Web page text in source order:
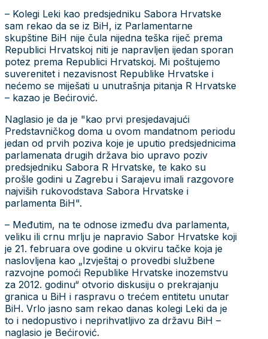
– Kolegi Leki kao predsjedniku Sabora Hrvatske
sam rekao da se iz BiH, iz Parlamentarne
skupštine BiH nije čula nijedna teška riječ prema
Republici Hrvatskoj niti je napravljen ijedan sporan
potez prema Republici Hrvatskoj. Mi poštujemo
suverenitet i nezavisnost Republike Hrvatske i
nećemo se miješati u unutrašnja pitanja R Hrvatske
– kazao je Bećirović.
Naglasio je da je "kao prvi presjedavajući
Predstavničkog doma u ovom mandatnom periodu
jedan od prvih poziva koje je uputio predsjednicima
parlamenata drugih država bio upravo poziv
predsjedniku Sabora R Hrvatske, te kako su
prošle godini u Zagrebu i Sarajevu imali razgovore
najviših rukovodstava Sabora Hrvatske i
parlamenta BiH".
– Međutim, na te odnose između dva parlamenta,
veliku ili crnu mrlju je napravio Sabor Hrvatske koji
je 21. februara ove godine u okviru tačke koja je
naslovljena kao „Izvještaj o provedbi službene
razvojne pomoći Republike Hrvatske inozemstvu
za 2012. godinu“ otvorio diskusiju o prekrajanju
granica u BiH i raspravu o trećem entitetu unutar
BiH. Vrlo jasno sam rekao danas kolegi Leki da je
to i nedopustivo i neprihvatljivo za državu BiH –
naglasio je Bećirović.